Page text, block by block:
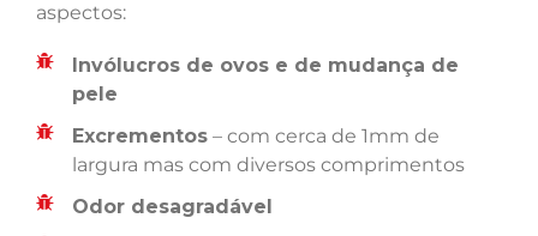
aspectos:
Invólucros de ovos e de mudança de
pele
Excrementos – com cerca de 1mm de
largura mas com diversos comprimentos
Odor desagradável